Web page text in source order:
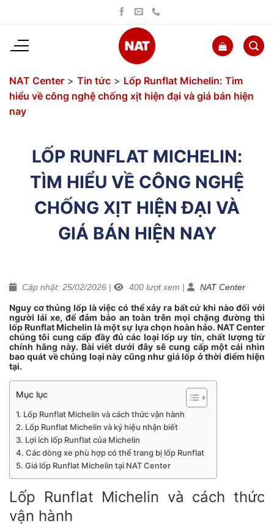
dung
NAT Center > Tin tức > Lốp Runflat Michelin: Tìm
hiểu về công nghệ chống xịt hiện đại và giá bán hiện
nay
LỐP RUNFLAT MICHELIN:
TÌM HIỂU VỀ CÔNG NGHỆ
CHỐNG XỊT HIỆN ĐẠI VÀ
GIÁ BÁN HIỆN NAY
Cập nhật: 25/02/2026 | 400 lượt xem | NAT Center
Nguy cơ thủng lốp là việc có thể xảy ra bất cứ khi nào đối với
người lái xe, để đảm bảo an toàn trên mọi chặng đường thì
lốp Runflat Michelin là một sự lựa chọn hoàn hảo. NAT Center
chúng tôi cung cấp đầy đủ các loại lốp uy tín, chất lượng từ
chính hãng này. Bài viết dưới đây sẽ cung cấp một cái nhìn
bao quát về chủng loại này cũng như giá lốp ở thời điểm hiện
tại.
Mục lục
Lốp Runflat Michelin và cách thức vận hành
Lốp Runflat Michelin và ký hiệu nhận biết
Lợi ích lốp Runflat của Michelin
Các dòng xe phù hợp có thể trang bị lốp Runflat
Giá lốp Runflat Michelin tại NAT Center
Lốp Runflat Michelin và cách thức
vận hành